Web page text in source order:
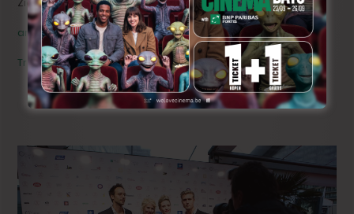
anderen die onze nieuwjaarsvraagjes beantwoordden
Trailer ‘Le passé devant nous’